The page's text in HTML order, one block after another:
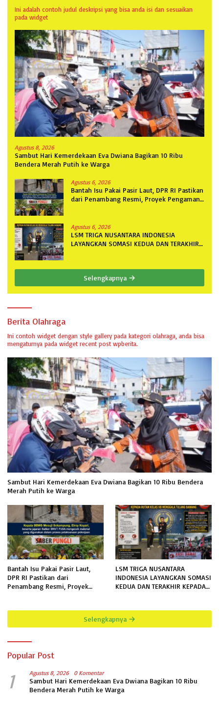
Ini adalah contoh judul deskripsi yang bisa anda isi dan sesuaikan
pada widget
Agustus 8, 2026
Sambut Hari Kemerdekaan Eva Dwiana Bagikan 10 Ribu
Bendera Merah Putih ke Warga
Agustus 6, 2026
Bantah Isu Pakai Pasir Laut, DPR RI Pastikan
dari Penambang Resmi, Proyek Pengaman
Agustus 6, 2026
LSM TRIGA NUSANTARA INDONESIA
LAYANGKAN SOMASI KEDUA DAN TERAKHIR
Selengkapnya
Berita Olahraga
Ini contoh widget dengan style gallery pada kategori olahraga, anda bisa
mengaturnya pada widget recent post wpberita.
Sambut Hari Kemerdekaan Eva Dwiana Bagikan 10 Ribu Bendera
Merah Putih ke Warga
Bantah Isu Pakai Pasir Laut,
DPR RI Pastikan dari
Penambang Resmi, Proyek
LSM TRIGA NUSANTARA
INDONESIA LAYANGKAN SOMASI
KEDUA DAN TERAKHIR KEPADA
INFORMASI PUBLIK
Selengkapnya
Popular Post
1 Agustus 8, 2026 0 Komentar
Sambut Hari Kemerdekaan Eva Dwiana Bagikan 10 Ribu
Bendera Merah Putih ke Warga